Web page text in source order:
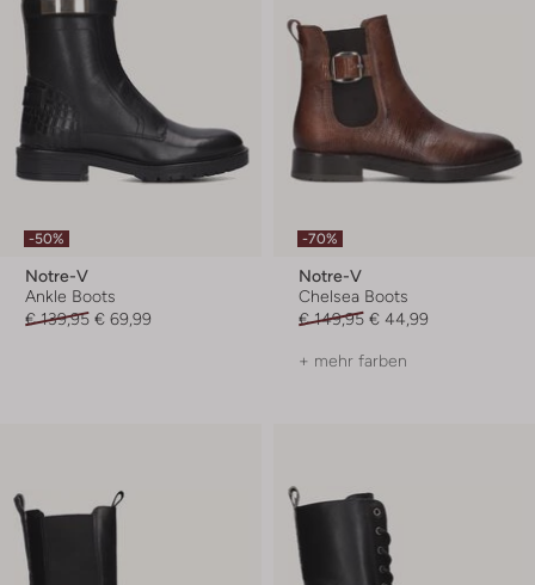
-50%
Notre-V
Ankle Boots
€ 139,95 € 69,99
-70%
Notre-V
Chelsea Boots
€ 149,95 € 44,99
+ mehr farben